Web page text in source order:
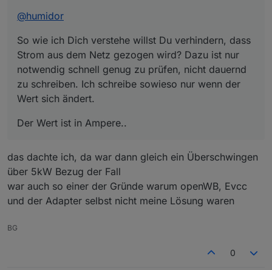
@humidor
So wie ich Dich verstehe willst Du verhindern, dass
Strom aus dem Netz gezogen wird? Dazu ist nur
notwendig schnell genug zu prüfen, nicht dauernd
zu schreiben. Ich schreibe sowieso nur wenn der
Wert sich ändert.
Der Wert ist in Ampere..
das dachte ich, da war dann gleich ein Überschwingen
über 5kW Bezug der Fall
war auch so einer der Gründe warum openWB, Evcc
und der Adapter selbst nicht meine Lösung waren
BG
0